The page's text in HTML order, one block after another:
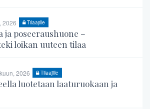
2026 Tilaajille
ja poseeraushuone –
loikan uuteen tilaa
2026 Tilaajille
luotetaan laaturuokaan ja